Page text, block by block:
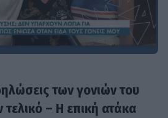
των γονιών του
τελικό – Η επική ατάκα